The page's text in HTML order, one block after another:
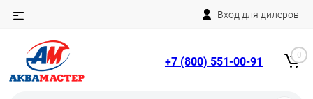
Вход для дилеров
+7 (800) 551-00-91 0